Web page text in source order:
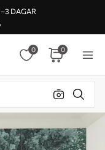
DAGAR
0 0